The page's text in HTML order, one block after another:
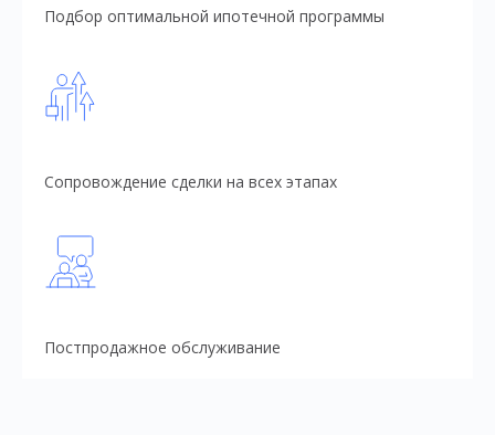
Подбор оптимальной ипотечной программы
Сопровождение сделки на всех этапах
Постпродажное обслуживание